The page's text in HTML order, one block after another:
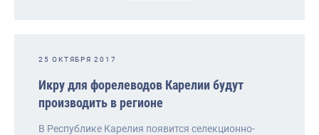
25 ОКТЯБРЯ 2017
Икру для форелеводов Карелии будут
производить в регионе
В Республике Карелия появится селекционно-